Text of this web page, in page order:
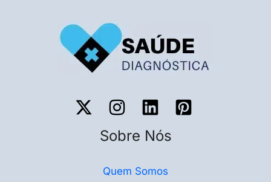
Sobre Nós
Quem Somos